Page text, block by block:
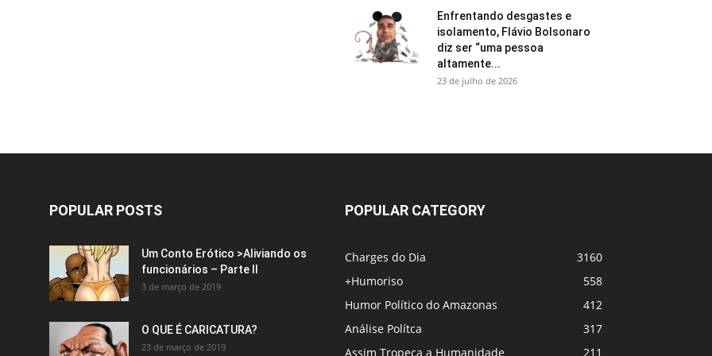
Enfrentando desgastes e
isolamento, Flávio Bolsonaro
diz ser “uma pessoa
altamente...
23 de julho de 2026
POPULAR POSTS
Um Conto Erótico >Aliviando os
funcionários – Parte II
3 de março de 2019
O QUE É CARICATURA?
23 de março de 2019
POPULAR CATEGORY
Charges do Dia
3160
+Humoriso
558
Humor Político do Amazonas
412
Análise Polítca
317
Assim Tropeça a Humanidade
211